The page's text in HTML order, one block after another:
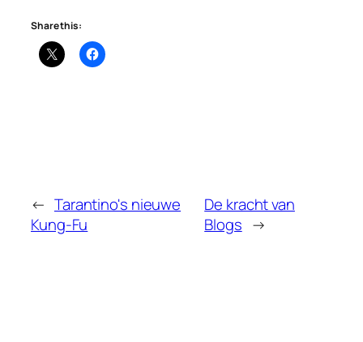
Share this:
← Tarantino's nieuwe
Kung-Fu
De kracht van
Blogs →